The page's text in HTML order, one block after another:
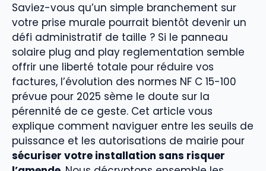
Saviez-vous qu’un simple branchement sur
votre prise murale pourrait bientôt devenir un
défi administratif de taille ? Si le panneau
solaire plug and play reglementation semble
offrir une liberté totale pour réduire vos
factures, l’évolution des normes NF C 15-100
prévue pour 2025 sème le doute sur la
pérennité de ce geste. Cet article vous
explique comment naviguer entre les seuils de
puissance et les autorisations de mairie pour
sécuriser votre installation sans risquer